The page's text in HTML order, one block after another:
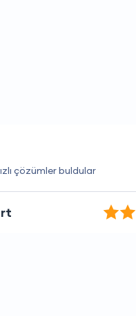
ederim, mükemmel hizmet.